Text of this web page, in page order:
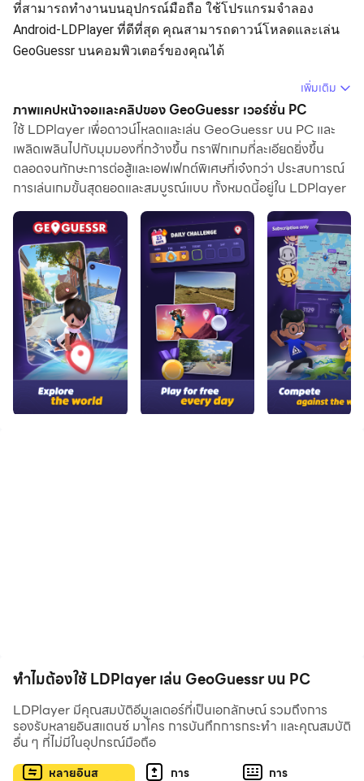
ที่สามารถทำงานบนอุปกรณ์มือถือ ใช้โปรแกรมจำลอง
Android-LDPlayer ที่ดีที่สุด คุณสามารถดาวน์โหลดและเล่น
GeoGuessr บนคอมพิวเตอร์ของคุณได้
การใช้ GeoGuessr บนคอมพิวเตอร์ คุณสามารถเรียกดูได้
อย่างชัดเจนบนหน้าจอขนาดใหญ่ และการควบคุม
แอปพลิเคชันด้วยเมาส์และคีย์บอร์ดนั้นเร็วกว่าการใช้แป้น
พิมพ์หน้าจอสัมผัสมากและคุณจะไม่ต้องกังวลกับพลังของ
อุปกรณ์ของคุณเลย
เรียกใช้แอปพลิเคชันและบัญชีหลายรายการบนพีซีของคุณได้
ฟังก์ชันการถ่ายโอนไฟล์ทำให้การแบ่งปันรูปภาพ วิดีโอ และ
ไฟล์เป็นเรื่องง่ายมาก
ดาวน์โหลด GeoGuessr และเรียกใช้บนพีซีของคุณ
เพลิดเพลินไปกับหน้าจอขนาดใหญ่และคุณภาพความคมชัด
สูงของเวอร์ชันพีซี!
Explore the world with GeoGuessr
GeoGuessr is free to download and includes free daily
Play Duels and Battle Royale, climb the ranks, and
challenge players from around the globe with a GeoGuessr
subscription.
Learn while you play
เพิ่มเติม
ภาพแคปหน้าจอและคลิปของ GeoGuessr เวอร์ชั่น PC
ใช้ LDPlayer เพื่อดาวน์โหลดและเล่น GeoGuessr บน PC และ
เพลิดเพลินไปกับมุมมองที่กว้างขึ้น กราฟิกเกมที่ละเอียดยิ่งขึ้น
ตลอดจนทักษะการต่อสู้และเอฟเฟกต์พิเศษที่เจ๋งกว่า ประสบการณ์
การเล่นเกมขั้นสุดยอดและสมบูรณ์แบบ ทั้งหมดนี้อยู่ใน LDPlayer
ทำไมต้องใช้ LDPlayer เล่น GeoGuessr บน PC
LDPlayer มีคุณสมบัติอีมูเลเตอร์ที่เป็นเอกลักษณ์ รวมถึงการ
รองรับหลายอินสแตนซ์ มาโคร การบันทึกการกระทำ และคุณสมบัติ
อื่น ๆ ที่ไม่มีในอุปกรณ์มือถือ
หลายอินส
การ
การ